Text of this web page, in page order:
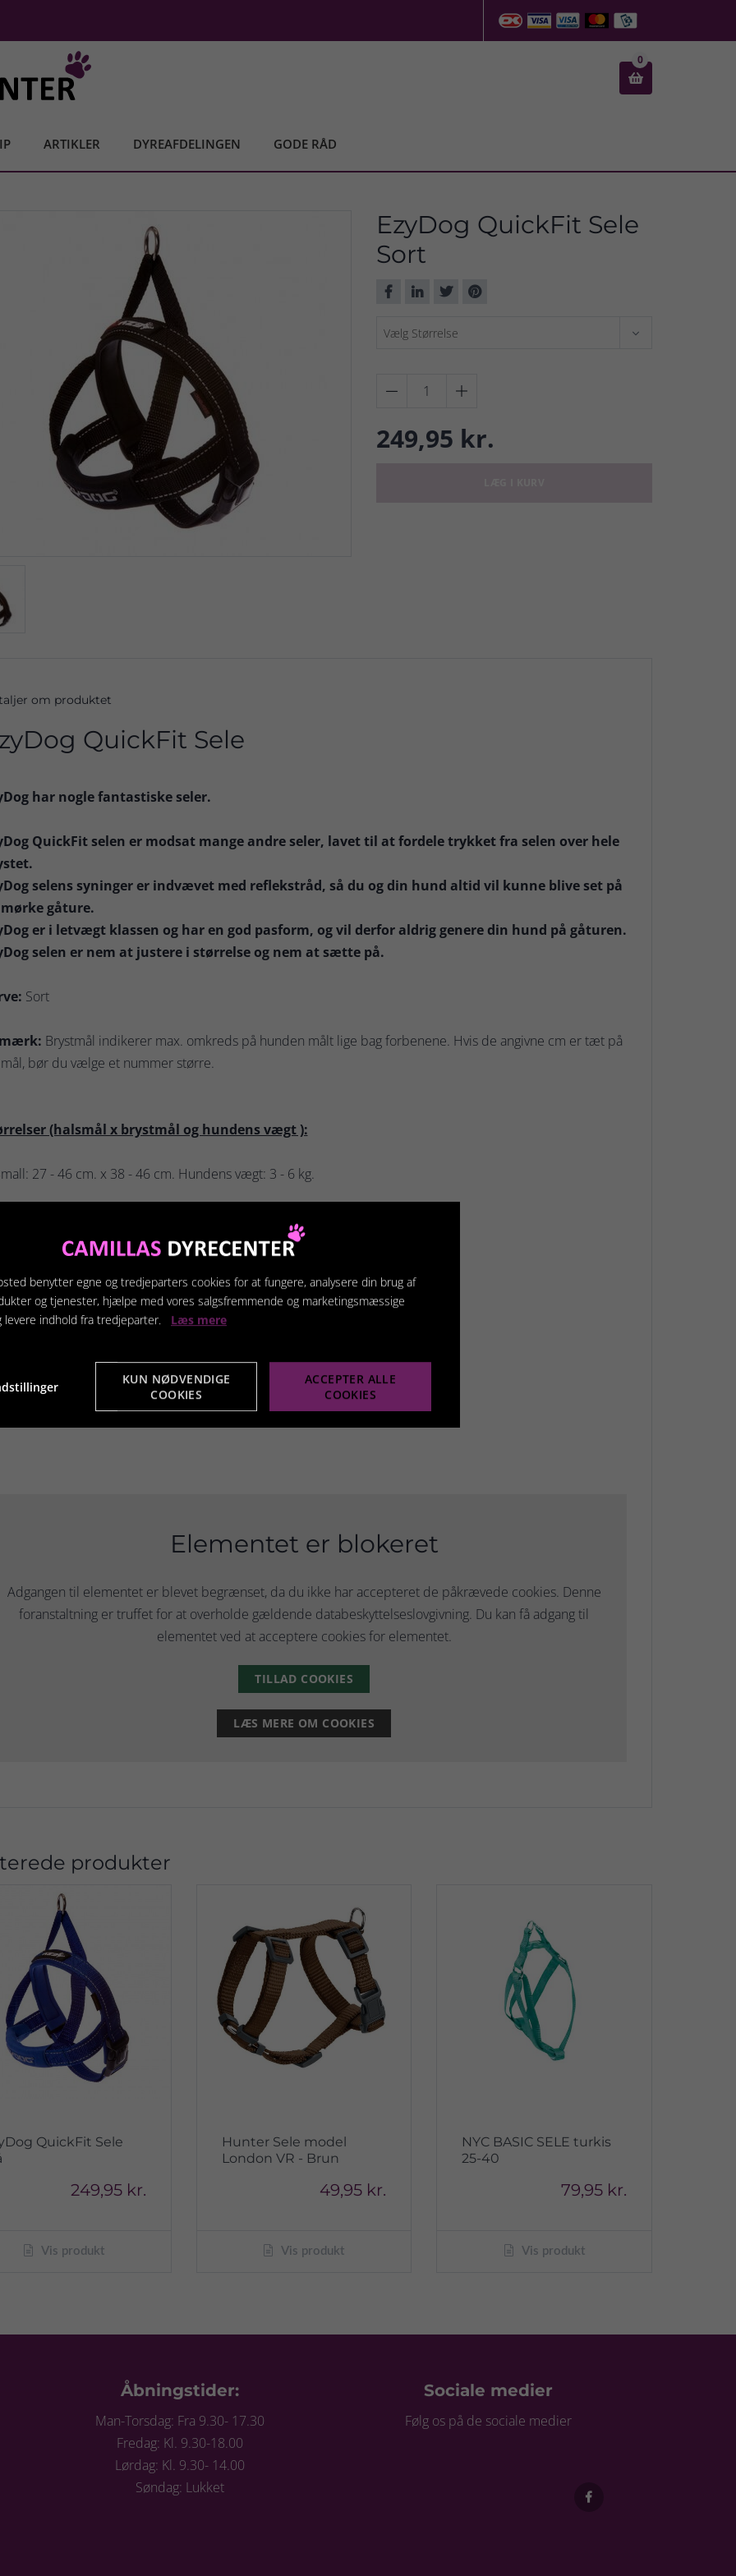

0
ARTIKLER DYREAFDELINGEN GODE RÅD
EzyDog QuickFit Sele
Sort
 
249,95 kr.
om produktet
QuickFit Sele
har nogle fantastiske seler.
QuickFit selen er modsat mange andre seler, lavet til at fordele trykket fra selen over hele
selens syninger er indvævet med reflekstråd, så du og din hund altid vil kunne blive set på
gåture.
er i letvægt klassen og har en god pasform, og vil derfor aldrig genere din hund på gåturen.
selen er nem at justere i størrelse og nem at sætte på.
Sort
Brystmål indikerer max. omkreds på hunden målt lige bag forbenene. Hvis de angivne cm er tæt på
bør du vælge et nummer større.
(halsmål x brystmål og hundens vægt ):
27 - 46 cm. x 38 - 46 cm. Hundens vægt: 3 - 6 kg.
41 - 68 cm. x 55 - 68 cm. Hundens vægt: 10 - 19 kg.
46 - 78 cm. x 68 - 84 cm. Hundens vægt: 19 - 35 kg.
Elementet er blokeret
Adgangen til elementet er blevet begrænset, da du ikke har accepteret de påkrævede cookies. Denne
foranstaltning er truffet for at overholde gældende databeskyttelseslovgivning. Du kan få adgang til
elementet ved at acceptere cookies for elementet.
TILLAD COOKIES
LÆS MERE OM COOKIES
produkter
QuickFit Sele
249,95 kr.
Vis produkt
Hunter Sele model
London VR - Brun
49,95 kr.
Vis produkt
NYC BASIC SELE turkis
25-40
79,95 kr.
Vis produkt
Åbningstider:
Man-Torsdag: Fra 9.30- 17.30
Fredag: Kl. 9.30-18.00
Lørdag: Kl. 9.30- 14.00
Søndag: Lukket
Sociale medier
Følg os på de sociale medier
benytter egne og tredjeparters cookies for at fungere, analysere din brug af
og tjenester, hjælpe med vores salgsfremmende og marketingsmæssige
levere indhold fra tredjeparter. Læs mere
KUN NØDVENDIGE
COOKIES
ACCEPTER ALLE
COOKIES